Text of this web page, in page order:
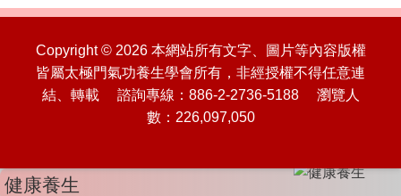
Copyright © 2026 本網站所有文字、圖片等內容版權
皆屬太極門氣功養生學會所有，非經授權不得任意連
結、轉載 諮詢專線：886-2-2736-5188 瀏覽人
數：226,097,050
健康養生